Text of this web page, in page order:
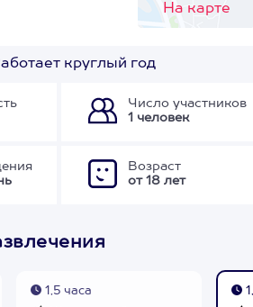
На карте
круглый год
Число участников
1 человек
Возраст
от 18 лет
1,5 часа